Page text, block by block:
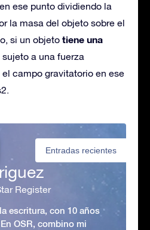
ese punto dividiendo la
la masa del objeto sobre el
si un objeto tiene una
sujeto a una fuerza
campo gravitatorio en ese
Entradas recientes
Register
escritura, con 10 años
OSR, combino mi